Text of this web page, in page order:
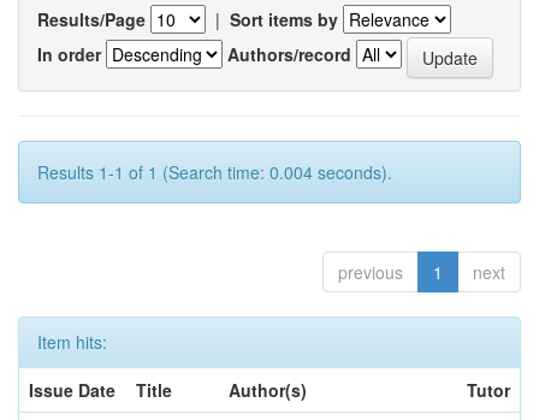
Results/Page | Sort items by
In order
Authors/record
Results 1-1 of 1 (Search time: 0.004 seconds).
previous 1 next
Item hits:
Issue Date
Title Author(s)
Tutor